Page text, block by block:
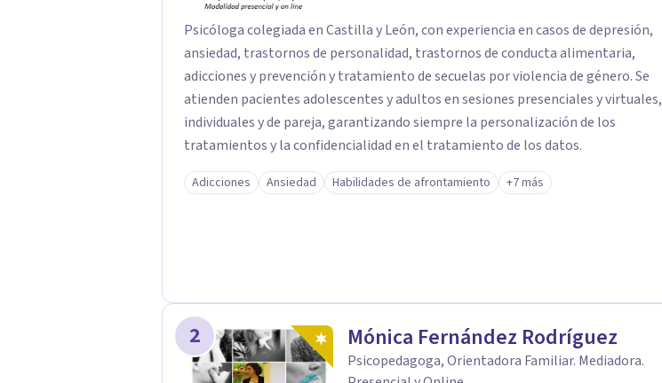
Psicóloga colegiada en Castilla y León, con experiencia en casos de depresión,
ansiedad, trastornos de personalidad, trastornos de conducta alimentaria,
adicciones y prevención y tratamiento de secuelas por violencia de género. Se
atienden pacientes adolescentes y adultos en sesiones presenciales y virtuales,
individuales y de pareja, garantizando siempre la personalización de los
tratamientos y la confidencialidad en el tratamiento de los datos.
Adicciones Ansiedad Habilidades de afrontamiento +7 más
2 Mónica Fernández Rodríguez
Psicopedagoga, Orientadora Familiar. Mediadora.